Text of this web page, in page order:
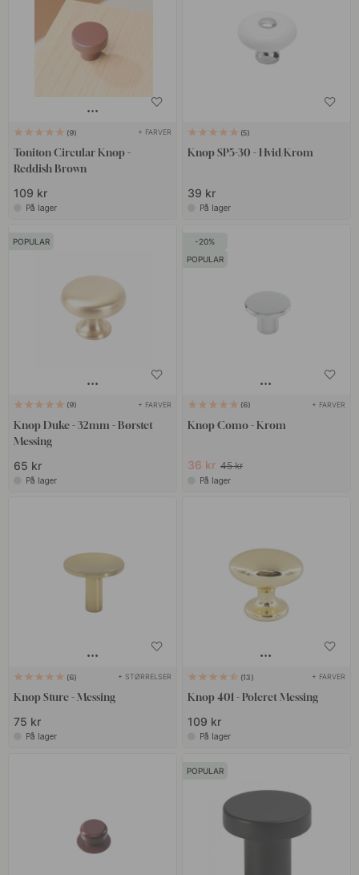
9 + FARVER
Toniton Circular Knop -
Reddish Brown
109 kr
På lager
5
Knop SP5-30 - Hvid/Krom
39 kr
På lager
POPULAR
9 + FARVER
Knop Duke - 32mm - Børstet
Messing
65 kr
På lager
20
POPULAR
6 + FARVER
Knop Como - Krom
36 kr 45 kr
På lager
6 + STØRRELSER
Knop Sture - Messing
75 kr
På lager
13 + FARVER
Knop 401 - Poleret Messing
109 kr
På lager
POPULAR